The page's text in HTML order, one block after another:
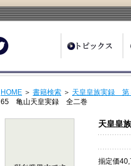
HOME ＞ 書籍検索 ＞ 天皇皇族実録
65 亀山天皇実録 全二巻
天皇皇
揃定価